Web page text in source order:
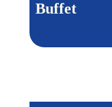
Buffet